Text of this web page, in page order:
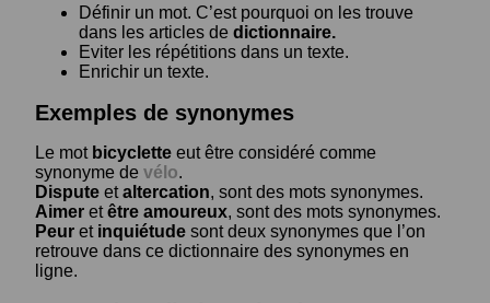
Définir un mot. C’est pourquoi on les trouve
dans les articles de dictionnaire.
Eviter les répétitions dans un texte.
Enrichir un texte.
Exemples de synonymes
Le mot bicyclette eut être considéré comme
synonyme de vélo.
Dispute etaltercation, sont des mots synonymes.
Aimer etêtre amoureux, sont des mots synonymes.
Peur et inquiétude sont deux synonymes que l’on
retrouve dans ce dictionnaire des synonymes en
ligne.